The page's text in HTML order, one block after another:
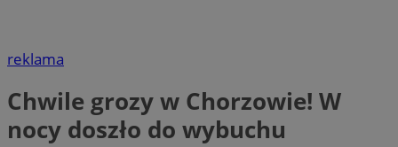
reklama
Chwile grozy w Chorzowie! W
nocy doszło do wybuchu